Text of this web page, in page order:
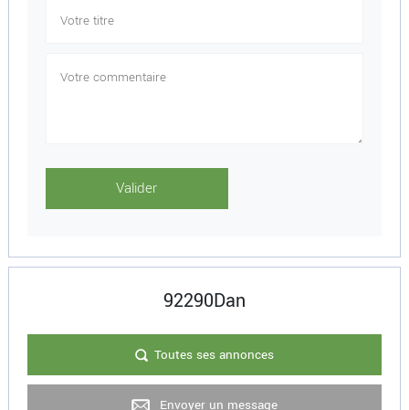
92290Dan
Toutes ses annonces
Envoyer un message